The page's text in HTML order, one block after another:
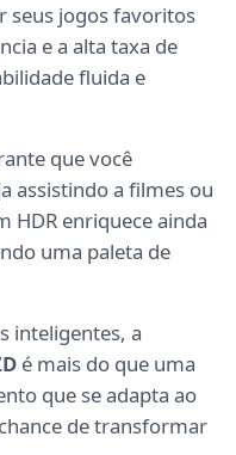
seus jogos favoritos
e a alta taxa de
fluida e
que você
assistindo a filmes ou
HDR enriquece ainda
uma paleta de
inteligentes, a
é mais do que uma
que se adapta ao
de transformar